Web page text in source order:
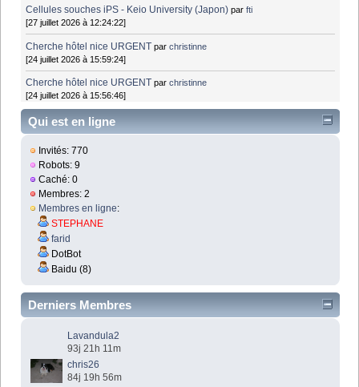
Cellules souches iPS - Keio University (Japon) parfti
[27 juillet 2026 à 12:24:22]
Cherche hôtel nice URGENT parchristinne
[24 juillet 2026 à 15:59:24]
Cherche hôtel nice URGENT parchristinne
[24 juillet 2026 à 15:56:46]
Qui est en ligne
Invités: 770
Robots: 9
Caché: 0
Membres: 2
Membres en ligne:
STEPHANE
farid
DotBot
Baidu (8)
Derniers Membres
Lavandula2
93j 21h 11m
chris26
84j 19h 56m